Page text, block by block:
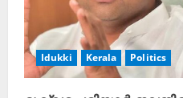
Idukki Kerala Politics